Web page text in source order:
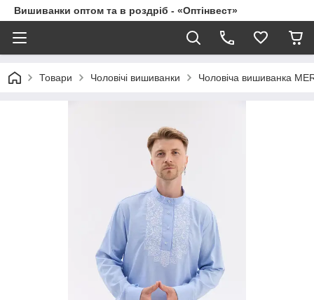
Вишиванки оптом та в роздріб - «Оптінвест»
Товари Чоловічі вишиванки Чоловіча вишиванка